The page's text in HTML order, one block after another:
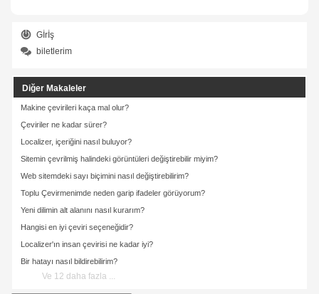
Gİrİş
biletlerim
Diğer Makaleler
Makine çevirileri kaça mal olur?
Çeviriler ne kadar sürer?
Localizer, içeriğini nasıl buluyor?
Sitemin çevrilmiş halindeki görüntüleri değiştirebilir miyim?
Web sitemdeki sayı biçimini nasıl değiştirebilirim?
Toplu Çevirmenimde neden garip ifadeler görüyorum?
Yeni dilimin alt alanını nasıl kurarım?
Hangisi en iyi çeviri seçeneğidir?
Localizer'ın insan çevirisi ne kadar iyi?
Bir hatayı nasıl bildirebilirim?
Ve 12 daha fazla ...